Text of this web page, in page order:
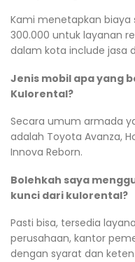
Kami menetapkan biaya
300.000 untuk layanan
dalam kota include jasa
Jenis mobil apa yang
Kulorental?
Secara umum armada
adalah Toyota Avanza,
Innova Reborn.
Bolehkah saya
kunci dari kulorental?
Pasti bisa, tersedia
perusahaan, kantor
dengan syarat dan